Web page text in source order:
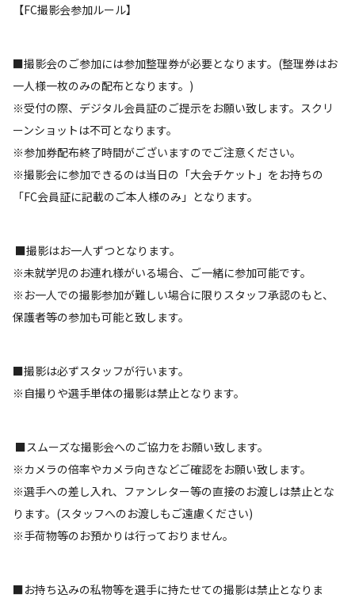
【FC撮影会参加ルール】
■撮影会のご参加には参加整理券が必要となります。(整理券はお
一人様一枚のみの配布となります。)
※受付の際、デジタル会員証のご提示をお願い致します。スクリ
ーンショットは不可となります。
※参加券配布終了時間がございますのでご注意ください。
※撮影会に参加できるのは当日の「大会チケット」をお持ちの
「FC会員証に記載のご本人様のみ」となります。
■撮影はお一人ずつとなります。
※未就学児のお連れ様がいる場合、ご一緒に参加可能です。
※お一人での撮影参加が難しい場合に限りスタッフ承認のもと、
保護者等の参加も可能と致します。
■撮影は必ずスタッフが行います。
※自撮りや選手単体の撮影は禁止となります。
■スムーズな撮影会へのご協力をお願い致します。
※カメラの倍率やカメラ向きなどご確認をお願い致します。
※選手への差し入れ、ファンレター等の直接のお渡しは禁止とな
ります。(スタッフへのお渡しもご遠慮ください)
※手荷物等のお預かりは行っておりません。
■お持ち込みの私物等を選手に持たせての撮影は禁止となりま